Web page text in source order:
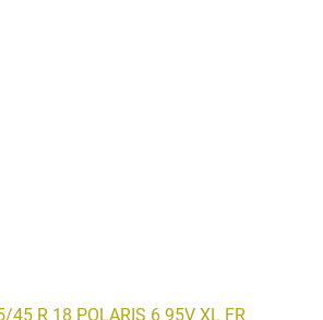
45 R 18 POLARIS 6 95V XL FR